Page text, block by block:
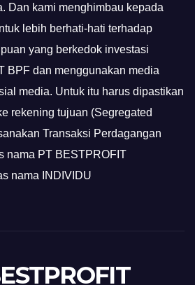
Dan kami menghimbau kepada
lebih berhati-hati terhadap
yang berkedok investasi
BPF dan menggunakan media
media. Untuk itu harus dipastikan
rekening tujuan (Segregated
Transaksi Perdagangan
nama PT BESTPROFIT
nama INDIVIDU